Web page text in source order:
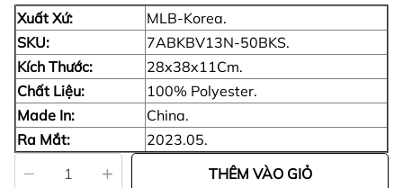
Xuất Xứ:
MLB-Korea.
SKU:
7ABKBV13N-50BKS.
Kích Thước:
28x38x11Cm.
Chất Liệu:
100% Polyester.
Made In:
China.
Ra Mắt:
2023.05.
THÊM VÀO GIỎ